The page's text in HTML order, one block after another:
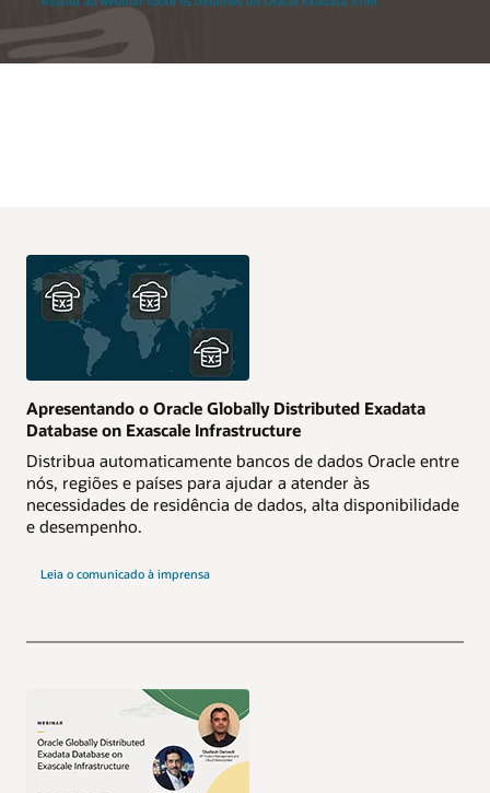
Apresentando o Oracle Globally Distributed Exadata
Database on Exascale Infrastructure
Distribua automaticamente bancos de dados Oracle entre
nós, regiões e países para ajudar a atender às
necessidades de residência de dados, alta disponibilidade
e desempenho.
Leia o comunicado à imprensa